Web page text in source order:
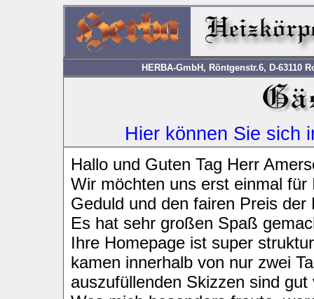
HERBA-GmbH, Röntgenstr.6, D-63110
Hier können Sie sich
Hallo und Guten Tag Herr
Wir möchten uns erst einmal
Geduld und den fairen Preis der
Es hat sehr großen Spaß
Ihre Homepage ist super
kamen innerhalb von nur zwei
auszufüllenden Skizzen sind gut